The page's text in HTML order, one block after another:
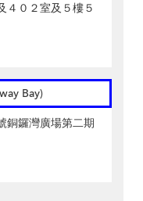
４０２室及５樓５
Bay)
銅鑼灣廣場第二期